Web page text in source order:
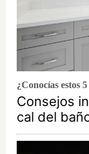
¿Conocías estos
Consejos
cal del